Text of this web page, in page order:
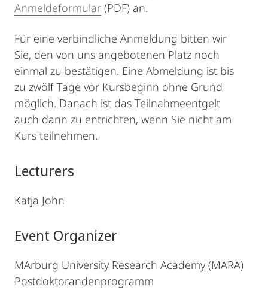
Anmeldeformular (PDF) an.
Für eine verbindliche Anmeldung bitten wir
Sie, den von uns angebotenen Platz noch
einmal zu bestätigen. Eine Abmeldung ist bis
zu zwölf Tage vor Kursbeginn ohne Grund
möglich. Danach ist das Teilnahmeentgelt
auch dann zu entrichten, wenn Sie nicht am
Kurs teilnehmen.
Lecturers
Katja John
Event Organizer
MArburg University Research Academy (MARA)
Postdoktorandenprogramm